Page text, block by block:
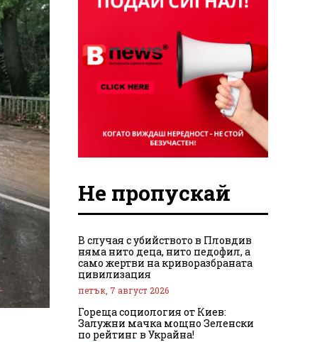
Не пропускай
В случая с убийството в Пловдив
няма нито деца, нито педофил, а
само жертви на криворазбраната
цивилизация
петък, 7 август 2026
Гореща социология от Киев:
Залужни мачка мощно Зеленски
по рейтинг в Украйна!